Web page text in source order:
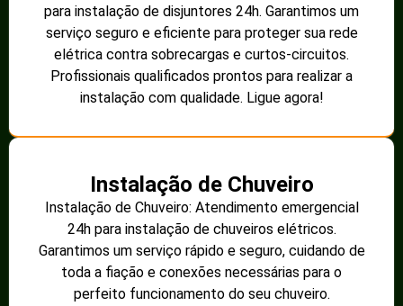
para instalação de disjuntores 24h. Garantimos um
serviço seguro e eficiente para proteger sua rede
elétrica contra sobrecargas e curtos-circuitos.
Profissionais qualificados prontos para realizar a
instalação com qualidade. Ligue agora!
Instalação de Chuveiro
Instalação de Chuveiro: Atendimento emergencial
24h para instalação de chuveiros elétricos.
Garantimos um serviço rápido e seguro, cuidando de
toda a fiação e conexões necessárias para o
perfeito funcionamento do seu chuveiro.